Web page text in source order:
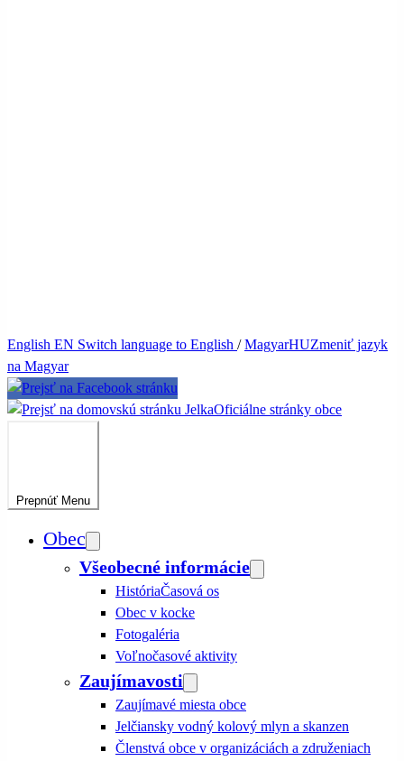
English EN Switch language to English /MagyarHUZmeniť jazyk
na Magyar
JelkaOficiálne stránky obce
Prepnúť Menu
Obec
Všeobecné informácie
HistóriaČasová os
Obec v kocke
Fotogaléria
Voľnočasové aktivity
Zaujímavosti
Zaujímavé miesta obce
Jelčiansky vodný kolový mlyn a skanzen
Členstvá obce v organizáciách a združeniach